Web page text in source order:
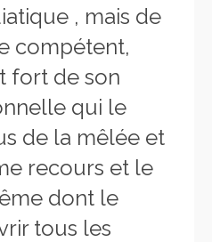
, mais de
compétent,
fort de son
qui le
de la mêlée et
recours et le
dont le
tous les